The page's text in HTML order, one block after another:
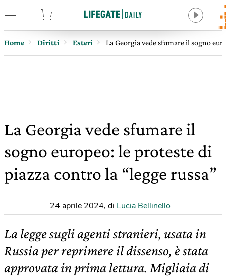
Home Diritti Esteri La Georgia vede sfumare il sogno
La Georgia vede sfumare il
sogno europeo: le proteste di
piazza contro la “legge russa”
24 aprile 2024, di Lucia Bellinello
La legge sugli agenti stranieri, usata in
Russia per reprimere il dissenso, è stata
approvata in prima lettura. Migliaia di